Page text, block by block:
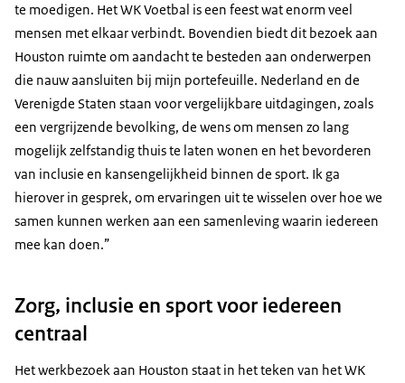
te moedigen. Het WK Voetbal is een feest wat enorm veel
mensen met elkaar verbindt. Bovendien biedt dit bezoek aan
Houston ruimte om aandacht te besteden aan onderwerpen
die nauw aansluiten bij mijn portefeuille. Nederland en de
Verenigde Staten staan voor vergelijkbare uitdagingen, zoals
een vergrijzende bevolking, de wens om mensen zo lang
mogelijk zelfstandig thuis te laten wonen en het bevorderen
van inclusie en kansengelijkheid binnen de sport. Ik ga
hierover in gesprek, om ervaringen uit te wisselen over hoe we
samen kunnen werken aan een samenleving waarin iedereen
mee kan doen.”
Zorg, inclusie en sport voor iedereen
centraal
Het werkbezoek aan Houston staat in het teken van het WK